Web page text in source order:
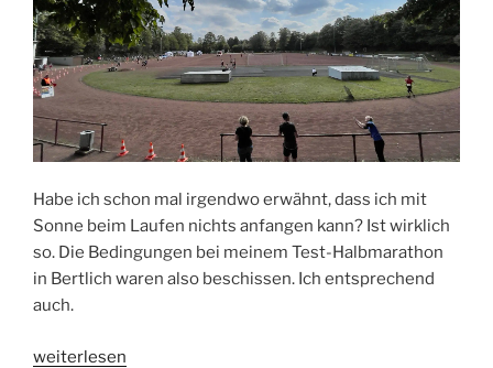
Habe ich schon mal irgendwo erwähnt, dass ich mit
Sonne beim Laufen nichts anfangen kann? Ist wirklich
so. Die Bedingungen bei meinem Test-Halbmarathon
in Bertlich waren also beschissen. Ich entsprechend
auch.
„Bertlich
weiterlesen